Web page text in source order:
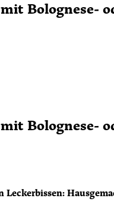
Bolognese-
Bolognese-